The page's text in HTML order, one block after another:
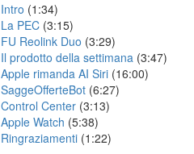
Intro (1:34)
La PEC (3:15)
FU Reolink Duo (3:29)
Il prodotto della settimana (3:47)
Apple rimanda AI Siri (16:00)
SaggeOfferteBot (6:27)
Control Center (3:13)
Apple Watch (5:38)
Ringraziamenti (1:22)